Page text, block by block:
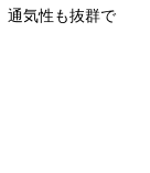
通気性も抜群で